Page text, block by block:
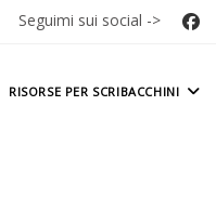
Seguimi sui social ->
RISORSE PER SCRIBACCHINI